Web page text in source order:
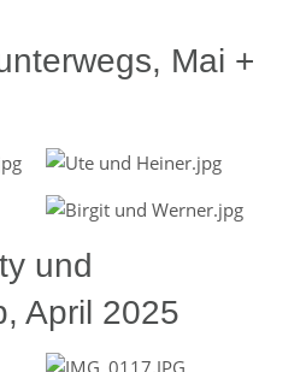
Mai +
und
April 2025